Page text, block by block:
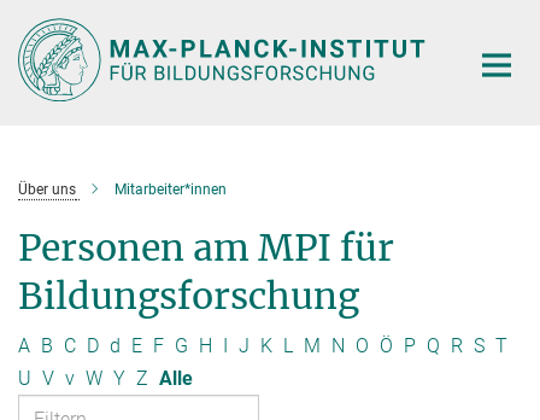
Hauptinhalt
Über uns Mitarbeiter*innen
Personen am MPI für
Bildungsforschung
A B C D d E F G H I J K L M N O Ö P Q R S T
U V v W Y Z Alle